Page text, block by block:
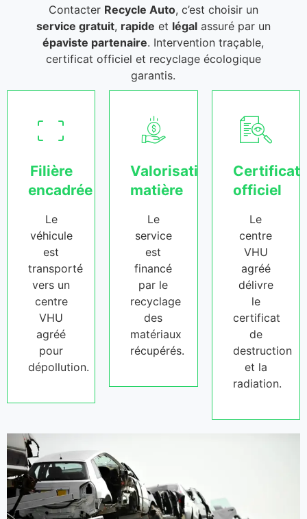
Contacter Recycle Auto, c’est choisir un
service gratuit, rapide et légalassuré par un
épaviste partenaire. Intervention traçable,
certificat officiel et recyclage écologique
garantis.
Filière
encadrée
Le
véhicule
est
transporté
vers un
centre
VHU
agréé
pour
dépollution.
Valorisation
matière
Le
service
est
financé
par le
recyclage
des
matériaux
récupérés.
Certificat
officiel
Le
centre
VHU
agréé
délivre
le
certificat
de
destruction
et la
radiation.